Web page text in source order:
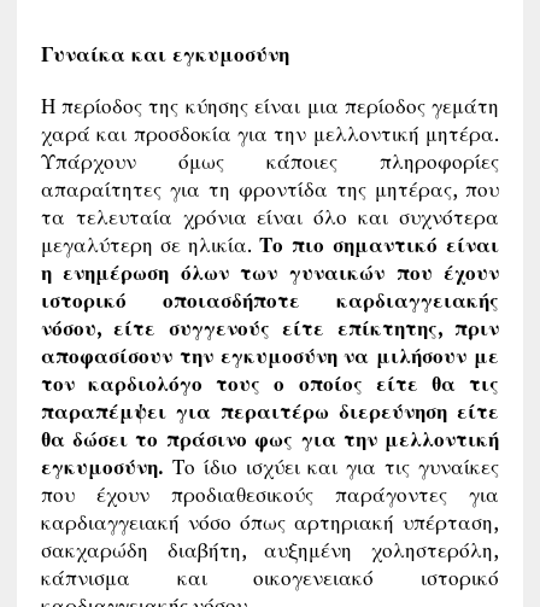
Γυναίκα και εγκυμοσύνη
Η περίοδος της κύησης είναι μια περίοδος γεμάτη
χαρά και προσδοκία για την μελλοντική μητέρα.
Υπάρχουν όμως κάποιες πληροφορίες
απαραίτητες για τη φροντίδα της μητέρας, που
τα τελευταία χρόνια είναι όλο και συχνότερα
μεγαλύτερη σε ηλικία. Το πιο σημαντικό είναι
η ενημέρωση όλων των γυναικών που έχουν
ιστορικό οποιασδήποτε καρδιαγγειακής
νόσου, είτε συγγενούς είτε επίκτητης, πριν
αποφασίσουν την εγκυμοσύνη να μιλήσουν με
τον καρδιολόγο τους ο οποίος είτε θα τις
παραπέμψει για περαιτέρω διερεύνηση είτε
θα δώσει το πράσινο φως για την μελλοντική
εγκυμοσύνη. Το ίδιο ισχύει και για τις γυναίκες
που έχουν προδιαθεσικούς παράγοντες για
καρδιαγγειακή νόσο όπως αρτηριακή υπέρταση,
σακχαρώδη διαβήτη, αυξημένη χοληστερόλη,
κάπνισμα και οικογενειακό ιστορικό